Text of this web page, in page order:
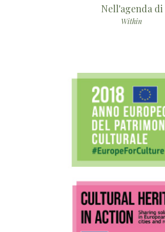
Nell'agenda di
Within